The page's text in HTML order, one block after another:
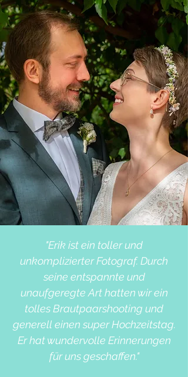
"Erik ist ein toller und
unkomplizierter Fotograf. Durch
seine entspannte und
unaufgeregte Art hatten wir ein
tolles Brautpaarshooting und
generell einen super Hochzeitstag.
Er hat wundervolle Erinnerungen
für uns geschaffen."